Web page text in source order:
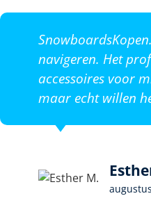
navigeren. Het
accessoires voor
maar echt willen